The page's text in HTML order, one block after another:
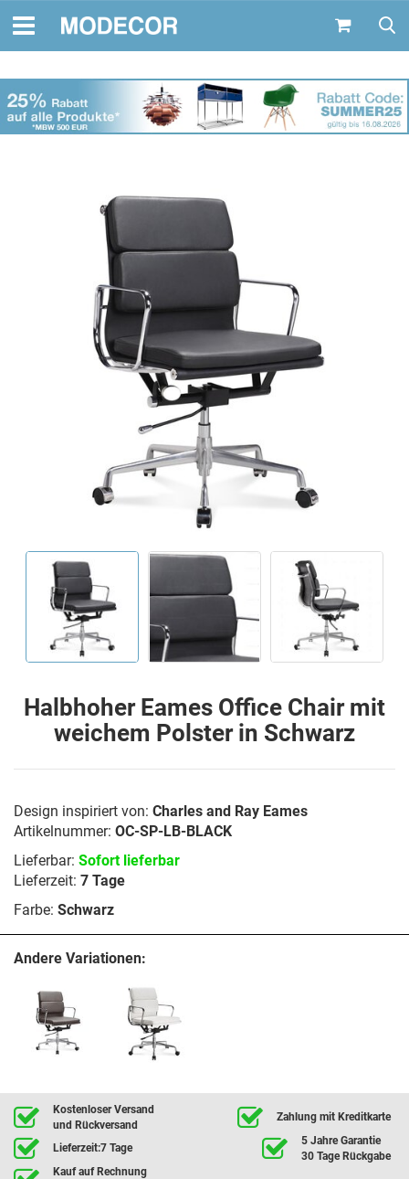
Halbhoher Eames Office Chair mit
weichem Polster in Schwarz
Design inspiriert von: Charles and Ray Eames
Artikelnummer: OC-SP-LB-BLACK
Lieferbar: Sofort lieferbar
Lieferzeit: 7 Tage
Farbe: Schwarz
Andere Variationen:
Kostenloser Versand
und Rückversand
Zahlung mit Kreditkarte
Lieferzeit:7 Tage
5 Jahre Garantie
30 Tage Rückgabe
Kauf auf Rechnung